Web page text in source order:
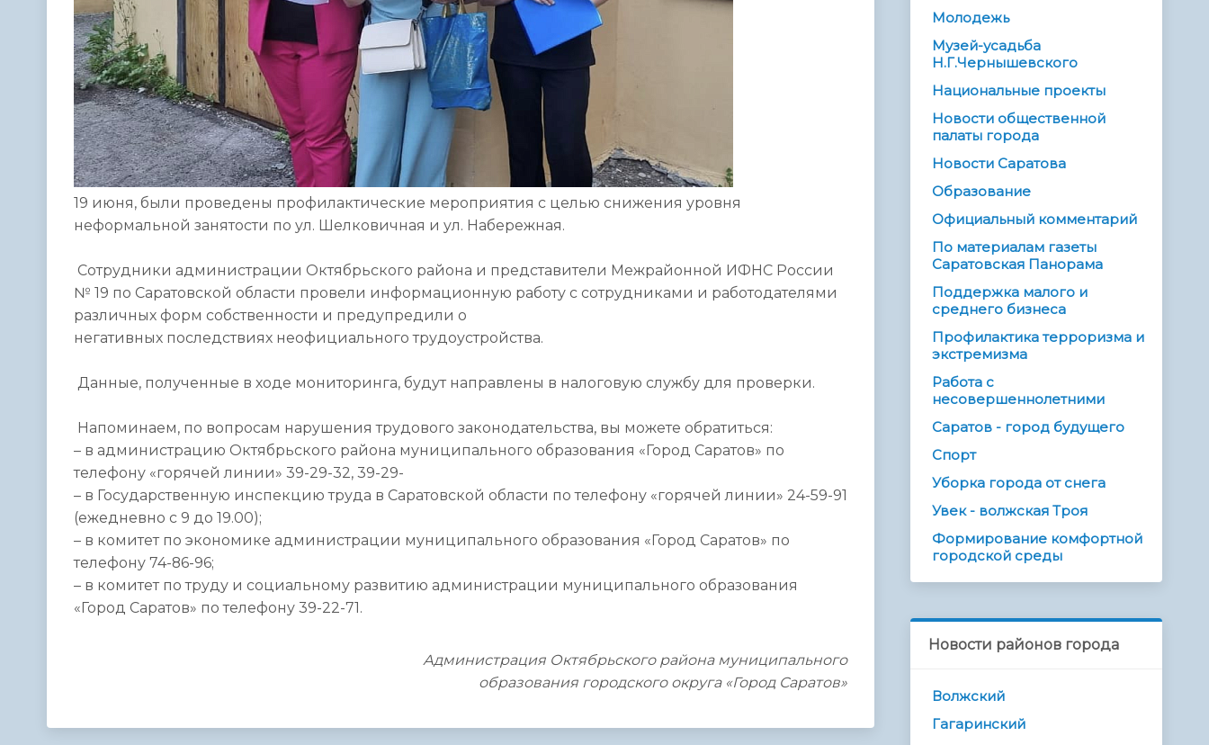
19 июня, были проведены профилактические мероприятия с целью снижения уровня
неформальной занятости по ул. Шелковичная и ул. Набережная.
Сотрудники администрации Октябрьского района и представители Межрайонной ИФНС России
№ 19 по Саратовской области провели информационную работу с сотрудниками и работодателями
различных форм собственности и предупредили о
негативных последствиях неофициального трудоустройства.
Данные, полученные в ходе мониторинга, будут направлены в налоговую службу для проверки.
Напоминаем, по вопросам нарушения трудового законодательства, вы можете обратиться:
– в администрацию Октябрьского района муниципального образования «Город Саратов» по
телефону «горячей линии» 39-29-32, 39-29-
– в Государственную инспекцию труда в Саратовской области по телефону «горячей линии» 24-59-91
(ежедневно с 9 до 19.00);
– в комитет по экономике администрации муниципального образования «Город Саратов» по
телефону 74-86-96;
– в комитет по труду и социальному развитию администрации муниципального образования
«Город Саратов» по телефону 39-22-71.
Администрация Октябрьского района муниципального
образования городского округа «Город Саратов»
Молодежь
Музей-усадьба
Н.Г.Чернышевского
Национальные проекты
Новости общественной
палаты города
Новости Саратова
Образование
Официальный комментарий
По материалам газеты
Саратовская Панорама
Поддержка малого и
среднего бизнеса
Профилактика терроризма и
экстремизма
Работа с
несовершеннолетними
Саратов - город будущего
Спорт
Уборка города от снега
Увек - волжская Троя
Формирование комфортной
городской среды
Новости районов города
Волжский
Гагаринский